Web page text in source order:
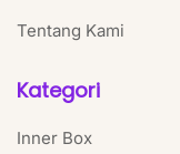
Tentang Kami
Kategori
Inner Box